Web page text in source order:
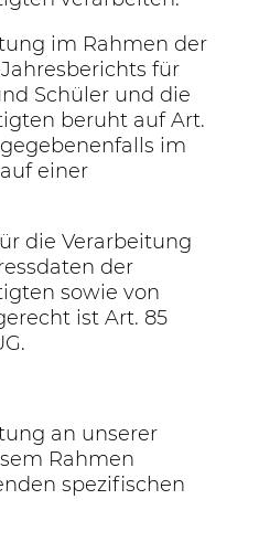
im Rahmen der
für
Schüler und die
beruht auf Art.
gegebenenfalls im
einer
die Verarbeitung
der
sowie von
ist Art. 85
an unserer
Rahmen
spezifischen